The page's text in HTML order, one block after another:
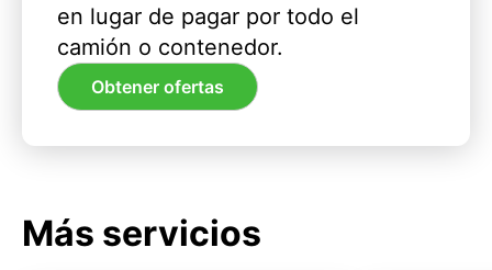
en lugar de pagar por todo el
camión o contenedor.
Obtener ofertas
Más servicios